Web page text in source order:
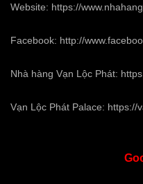
Website: https://
Facebook: http://
Nhà hàng Vạn Lộc Phát:
Vạn Lộc Phát Palace: https://